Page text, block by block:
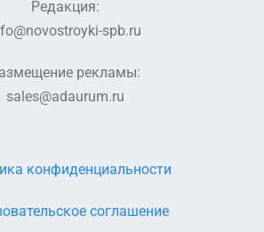
Редакция:
spb.ru
рекламы:
sales@adaurum.ru
соглашение
конфиденциальности